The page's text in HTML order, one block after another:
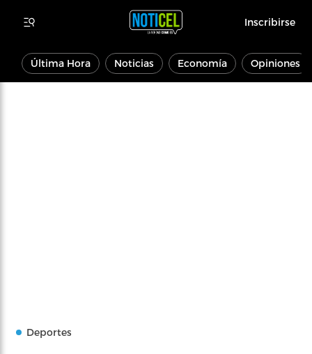
Inscribirse
Última Hora Noticias Economía Opiniones
Deportes